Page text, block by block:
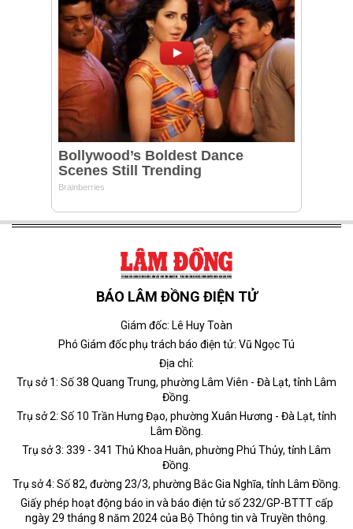
BÁO LÂM ĐỒNG ĐIỆN TỬ
Giám đốc: Lê Huy Toàn
Phó Giám đốc phụ trách báo điện tử: Vũ Ngọc Tú
Địa chỉ:
Trụ sở 1: Số 38 Quang Trung, phường Lâm Viên - Đà Lạt, tỉnh Lâm
Đồng.
Trụ sở 2: Số 10 Trần Hưng Đạo, phường Xuân Hương - Đà Lạt, tỉnh
Lâm Đồng.
Trụ sở 3: 339 - 341 Thủ Khoa Huân, phường Phú Thủy, tỉnh Lâm
Đồng.
Trụ sở 4: Số 82, đường 23/3, phường Bắc Gia Nghĩa, tỉnh Lâm Đồng.
Giấy phép hoạt động báo in và báo điện tử số 232/GP-BTTT cấp
ngày 29 tháng 8 năm 2024 của Bộ Thông tin và Truyền thông.